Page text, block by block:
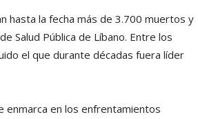
hasta la fecha más de 3.700 muertos y
Salud Pública de Líbano. Entre los
el que durante décadas fuera líder
enmarca en los enfrentamientos